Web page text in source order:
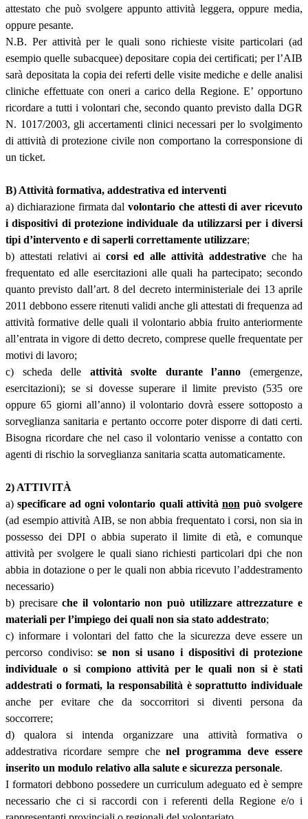
attestato che può svolgere appunto attività leggera, oppure media,
oppure pesante.
N.B. Per attività per le quali sono richieste visite particolari (ad
esempio quelle subacquee) depositare copia dei certificati; per l’AIB
sarà depositata la copia dei referti delle visite mediche e delle analisi
cliniche effettuate con oneri a carico della Regione. E’ opportuno
ricordare a tutti i volontari che, secondo quanto previsto dalla DGR
N. 1017/2003, gli accertamenti clinici necessari per lo svolgimento
di attività di protezione civile non comportano la corresponsione di
un ticket.
B) Attività formativa, addestrativa ed interventi
a) dichiarazione firmata dalvolontario che attesti di aver ricevuto
i dispositivi di protezione individuale da utilizzarsi per i diversi
tipi d’intervento e di saperli correttamente utilizzare;
b) attestati relativi ai corsi ed alle attività addestrative che ha
frequentato ed alle esercitazioni alle quali ha partecipato; secondo
quanto previsto dall’art. 8 del decreto interministeriale dei 13 aprile
2011 debbono essere ritenuti validi anche gli attestati di frequenza ad
attività formative delle quali il volontario abbia fruito anteriormente
all’entrata in vigore di detto decreto, comprese quelle frequentate per
motivi di lavoro;
c) scheda delle attività svolte durante l’anno (emergenze,
esercitazioni); se si dovesse superare il limite previsto (535 ore
oppure 65 giorni all’anno) il volontario dovrà essere sottoposto a
sorveglianza sanitaria e pertanto occorre poter disporre di dati certi.
Bisogna ricordare che nel caso il volontario venisse a contatto con
agenti di rischio la sorveglianza sanitaria scatta automaticamente.
2) ATTIVITÀ
a)specificare ad ogni volontario quali attività non può svolgere
(ad esempio attività AIB, se non abbia frequentato i corsi, non sia in
possesso dei DPI o abbia superato il limite di età, e comunque
attività per svolgere le quali siano richiesti particolari dpi che non
abbia in dotazione o per le quali non abbia ricevuto l’addestramento
necessario)
b) precisareche il volontario non può utilizzare attrezzature e
materiali per l’impiego dei quali non sia stato addestrato;
c) informare i volontari del fatto che la sicurezza deve essere un
percorso condiviso:se non si usano i dispositivi di protezione
individuale o si compiono attività per le quali non si è stati
addestrati o formati, la responsabilità è soprattutto individuale
anche per evitare che da soccorritori si diventi persona da
soccorrere;
d) qualora si intenda organizzare una attività formativa o
addestrativa ricordare sempre chenel programma deve essere
inserito un modulo relativo alla salute e sicurezza personale.
I formatori debbono possedere un curriculum adeguato ed è sempre
necessario che ci si raccordi con i referenti della Regione e/o i